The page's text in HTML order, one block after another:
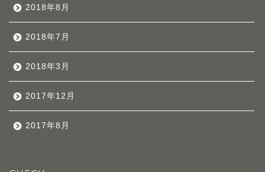
2018年8月
2018年7月
2018年3月
2017年12月
2017年8月